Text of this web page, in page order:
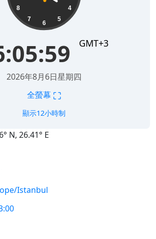
4
5
6
7
8
GMT+3
2026年8月6日星期四
全螢幕 ⛶
顯示12小時制
N, 26.41° E
Istanbul